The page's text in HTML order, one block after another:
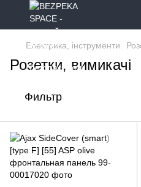
Електрика, інструменти
Розетки, вимикачі
Фильтр